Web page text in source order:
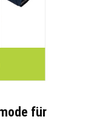
für